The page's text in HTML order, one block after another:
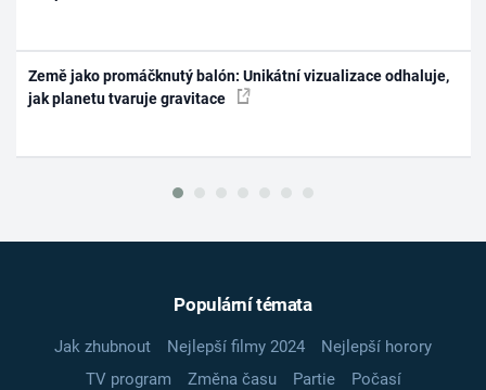
Země jako promáčknutý balón: Unikátní vizualizace odhaluje,
jak planetu tvaruje gravitace
Populární témata
Jak zhubnout Nejlepší filmy 2024
Nejlepší horory
TV program
Změna času Partie
Počasí